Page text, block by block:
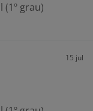
(1º grau)
15 jul